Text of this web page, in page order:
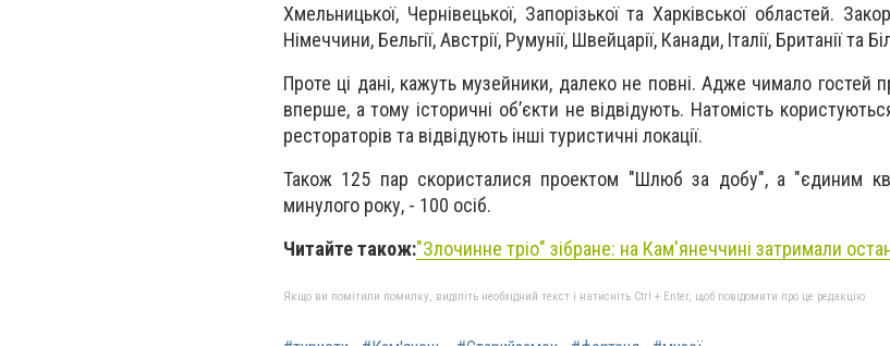
Хмельницької, Чернівецької, Запорізької та Харківської областей.
Німеччини, Бельгії, Австрії, Румунії, Швейцарії, Канади, Італії, Британії та
Проте ці дані, кажуть музейники, далеко не повні. Адже чимало гостей
вперше, а тому історичні об’єкти не відвідують. Натомість
рестораторів та відвідують інші туристичні локації.
Також 125 пар скористалися проектом "Шлюб за добу", а "єдиним
минулого року, - 100 осіб.
Читайте також:"Злочинне тріо" зібране: на Кам'янеччині затримали
Якщо ви помітили помилку, виділіть необхідний текст і натисніть Ctrl + Enter, щоб повідомити про це редакцію